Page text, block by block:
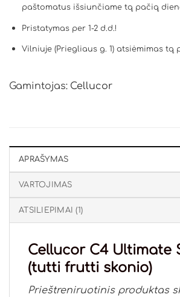
paštomatus išsiunčiame tą pačią
Pristatymas per 1-2 d.d.!
Vilniuje (Priegliaus g. 1) atsiėmimas tą
Gamintojas: Cellucor
APRAŠYMAS
VARTOJIMAS
ATSILIEPIMAI (1)
Cellucor C4 Ultimate
(tutti frutti skonio)
Prieštreniruotinis produktas